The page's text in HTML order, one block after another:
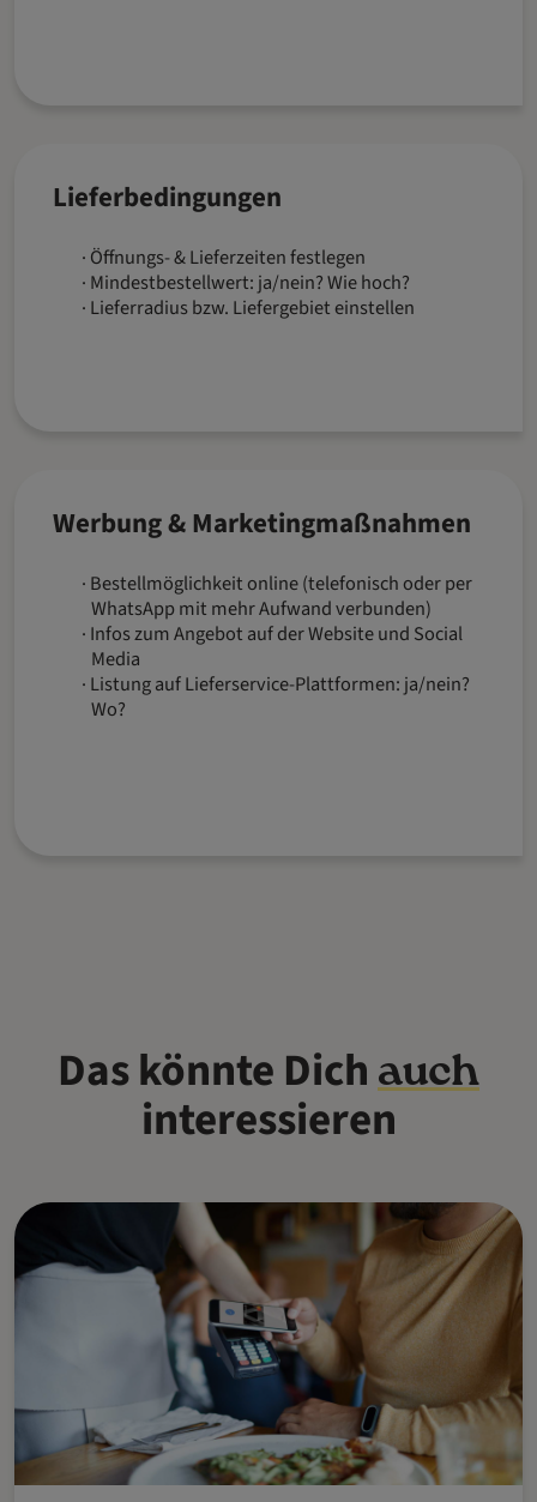
Lieferbedingungen
Öffnungs- & Lieferzeiten festlegen
Mindestbestellwert: ja/nein? Wie hoch?
Lieferradius bzw. Liefergebiet einstellen
Werbung & Marketingmaßnahmen
Bestellmöglichkeit online (telefonisch oder per
WhatsApp mit mehr Aufwand verbunden)
Infos zum Angebot auf der Website und Social
Media
Listung auf Lieferservice-Plattformen: ja/nein?
Wo?
Das könnte Dichauch
interessieren